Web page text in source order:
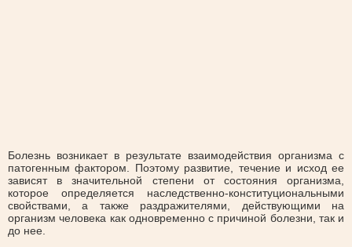
Болезнь возникает в результате взаимодействия организма с
патогенным фактором. Поэтому развитие, течение и исход ее
зависят в значительной степени от состояния организма,
которое определяется наследственно-конституциональными
свойствами, а также раздражителями, действующими на
организм человека как одновременно с причиной болезни, так и
до нее.